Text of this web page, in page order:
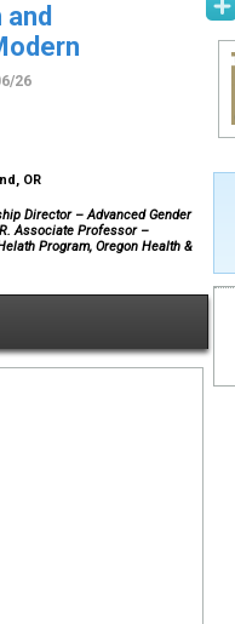
26
OR
Director – Advanced Gender
Associate Professor –
Program, Oregon Health &